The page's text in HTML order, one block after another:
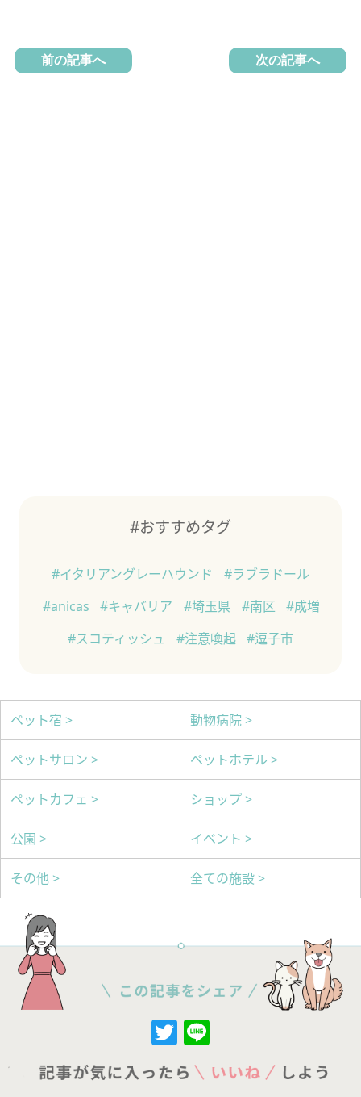
前の記事へ 次の記事へ
#おすすめタグ
#イタリアングレーハウンド
#ラブラドール
#anicas
#キャバリア #埼玉県 #南区
#成増
#スコティッシュ
#注意喚起 #逗子市
ペット宿 > 動物病院 >
ペットサロン > ペットホテル >
ペットカフェ > ショップ >
公園 > イベント >
その他 > 全ての施設 >
Twitter